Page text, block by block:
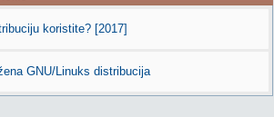
koristite? [2017]
GNU/Linuks distribucija